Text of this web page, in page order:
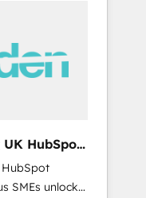
🚀 Nos
+ Service
HubSpot
SMEs unlock